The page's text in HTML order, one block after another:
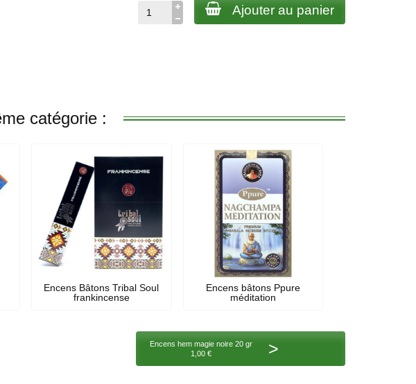
Ajouter au panier
catégorie :
Encens Bâtons Tribal Soul
frankincense
Encens bâtons Ppure
méditation
Encens hem magie noire 20 gr
1,00 €
>